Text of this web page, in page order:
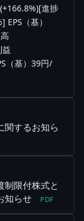
進捗
（基）
（基）39円/
関するお知ら
制限付株式と
知らせ
PDF